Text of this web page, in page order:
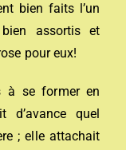
bien faits l’un
assortis et
pour eux!
à se former en
d’avance quel
; elle attachait